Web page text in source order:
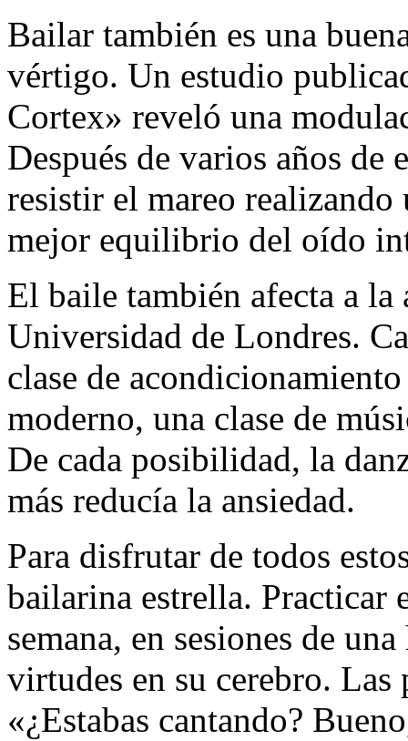
Bailar también es una
vértigo. Un estudio
Cortex» reveló una
Después de varios años de
resistir el mareo realizando
mejor equilibrio del oído
El baile también afecta a la
Universidad de Londres.
clase de
moderno, una clase de
De cada posibilidad, la
más reducía la ansiedad.
Para disfrutar de todos
bailarina estrella. Practicar
semana, en sesiones de
virtudes en su cerebro. Las
«¿Estabas cantando?